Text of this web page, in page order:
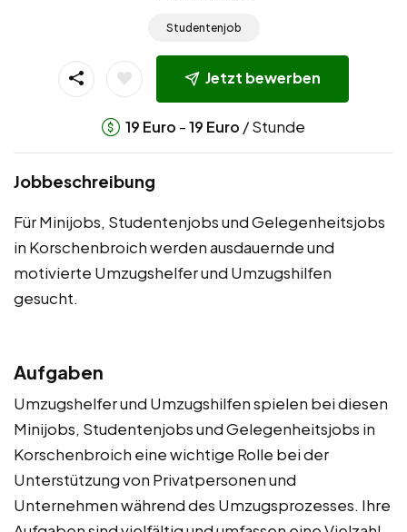
Studentenjob
Jetzt bewerben
19 Euro -19 Euro / Stunde
Jobbeschreibung
Für Minijobs, Studentenjobs und Gelegenheitsjobs
in Korschenbroich werden ausdauernde und
motivierte Umzugshelfer und Umzugshilfen
gesucht.
Aufgaben
Umzugshelfer und Umzugshilfen spielen bei diesen
Minijobs, Studentenjobs und Gelegenheitsjobs in
Korschenbroich eine wichtige Rolle bei der
Unterstützung von Privatpersonen und
Unternehmen während des Umzugsprozesses. Ihre